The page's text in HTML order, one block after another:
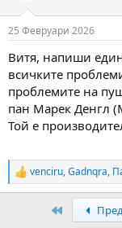
25 Февруари 2026
Витя, напиши
всичките
проблемите на
пан Марек Денгл
Той е
R
e
venciru,Gadnqra,